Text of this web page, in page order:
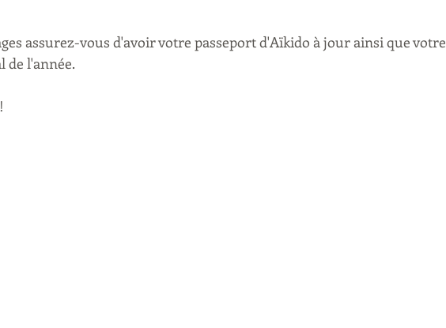
assurez-vous d'avoir votre passeport d'Aïkido à jour ainsi que votre
de l'année.